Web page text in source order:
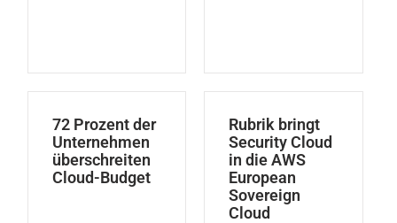
72 Prozent der
Unternehmen
überschreiten
Cloud-Budget
Rubrik bringt
Security Cloud
in die AWS
European
Sovereign
Cloud